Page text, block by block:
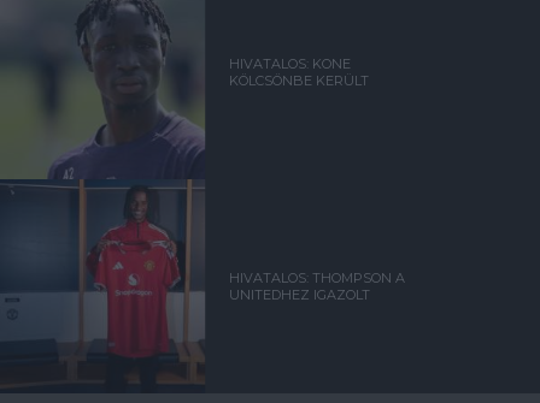
HIVATALOS: KONE
KÖLCSÖNBE KERÜLT
HIVATALOS: THOMPSON A
UNITEDHEZ IGAZOLT